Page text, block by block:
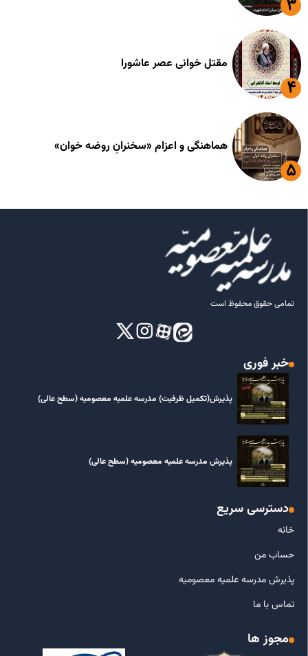
مقتل خوانی عصر عاشورا
هماهنگی و اعزام «سخنرانِ روضه خوان»
تمامی حقوق محفوظ است
خبر فوری
پذیرش(تکمیل ظرفیت) مدرسه علمیه معصومیه‌ (سطح عالی)
پذیرش مدرسه علمیه معصومیه‌ (سطح عالی)
دسترسی سریع
خانه
حساب من
پذیرش مدرسه علمیه معصومیه
تماس با ما
مجوز ها